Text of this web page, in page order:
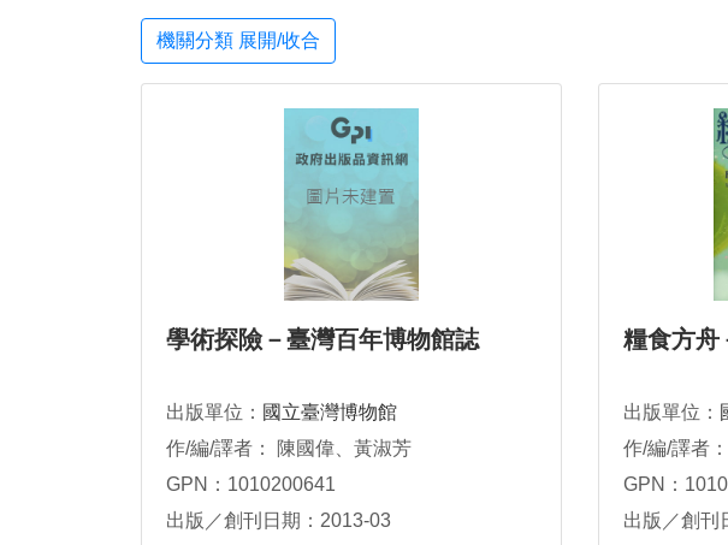
機關分類 展開/收合
學術探險－臺灣百年博物館誌
出版單位： 國立臺灣博物館
作/編/譯者： 陳國偉、黃淑芳
GPN：1010200641
出版／創刊日期：2013-03
糧食方舟
出版單位：
作/編/譯者
GPN：
出版／創刊